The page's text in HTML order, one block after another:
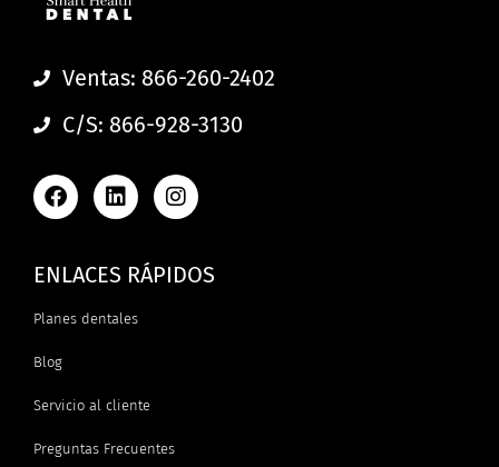
Ventas: 866-260-2402
C/S: 866-928-3130
ENLACES RÁPIDOS
Planes dentales
Blog
Servicio al cliente
Preguntas Frecuentes